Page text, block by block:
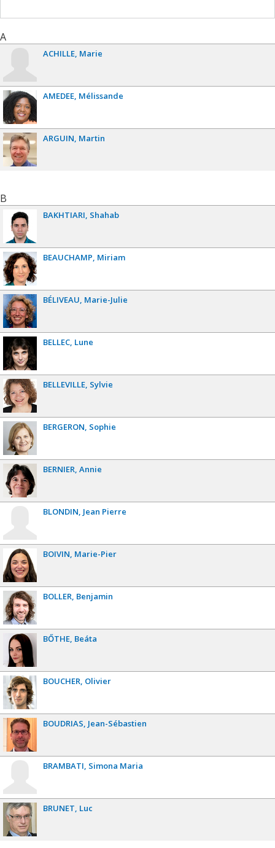
A
ACHILLE Marie
AMEDEE Mélissande
ARGUIN Martin
B
BAKHTIARI Shahab
BEAUCHAMP Miriam
BÉLIVEAU Marie-Julie
BELLEC Lune
BELLEVILLE Sylvie
BERGERON Sophie
BERNIER Annie
BLONDIN Jean Pierre
BOIVIN Marie-Pier
BOLLER Benjamin
BŐTHE Beáta
BOUCHER Olivier
BOUDRIAS Jean-Sébastien
BRAMBATI Simona Maria
BRUNET Luc